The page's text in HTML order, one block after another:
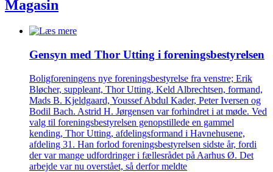
Magasin
Gensyn med Thor Utting i forenings­bestyrelsen
Boligforeningens nye foreningsbestyrelse fra venstre; Erik
Bløcher, suppleant, Thor Utting, Keld Albrechtsen, formand,
Mads B. Kjeldgaard, Youssef Abdul Kader, Peter Iversen og
Bodil Bach. Astrid H. Jørgensen var forhindret i at møde. Ved
valg til foreningsbestyrelsen genopstillede en gammel
kending, Thor Utting, afdelingsformand i Havnehusene,
afdeling 31. Han forlod foreningsbestyrelsen sidste år, fordi
der var mange udfordringer i fællesrådet på Aarhus Ø. Det
arbejde var nu overstået, så derfor meldte